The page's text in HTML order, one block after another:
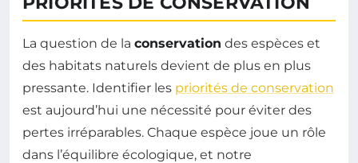
La question de la conservation des espèces et
des habitats naturels devient de plus en plus
pressante. Identifier les priorités de conservation
est aujourd’hui une nécessité pour éviter des
pertes irréparables. Chaque espèce joue un rôle
dans l’équilibre écologique, et notre